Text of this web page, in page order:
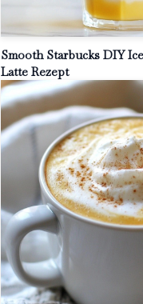
Smooth Starbucks DIY
Latte Rezept